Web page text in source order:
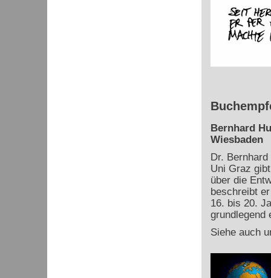
Bernhard
Wiesbaden
Dr.
Uni Graz
über die
beschreibt
16. bis 20.
grundlegend
Siehe auch